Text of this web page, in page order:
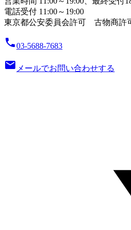
電話受付 11:00～19:00
東京都公安委員会許可 古物商許
local_phone03-5688-7683
email メールでお問い合わせする